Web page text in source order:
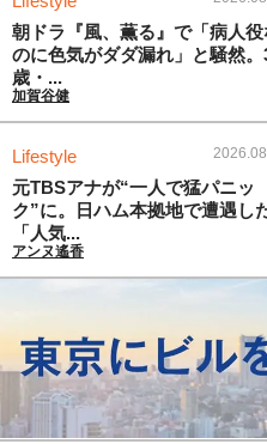
朝ドラ『風、薫る』で「病人役
のに色気がダダ漏れ」と騒然。
歳・...
加賀谷健
Lifestyle
元TBSアナが“一人で猛パニッ
ク”に。日ハム本拠地で遭遇し
「人気...
アンヌ遙香